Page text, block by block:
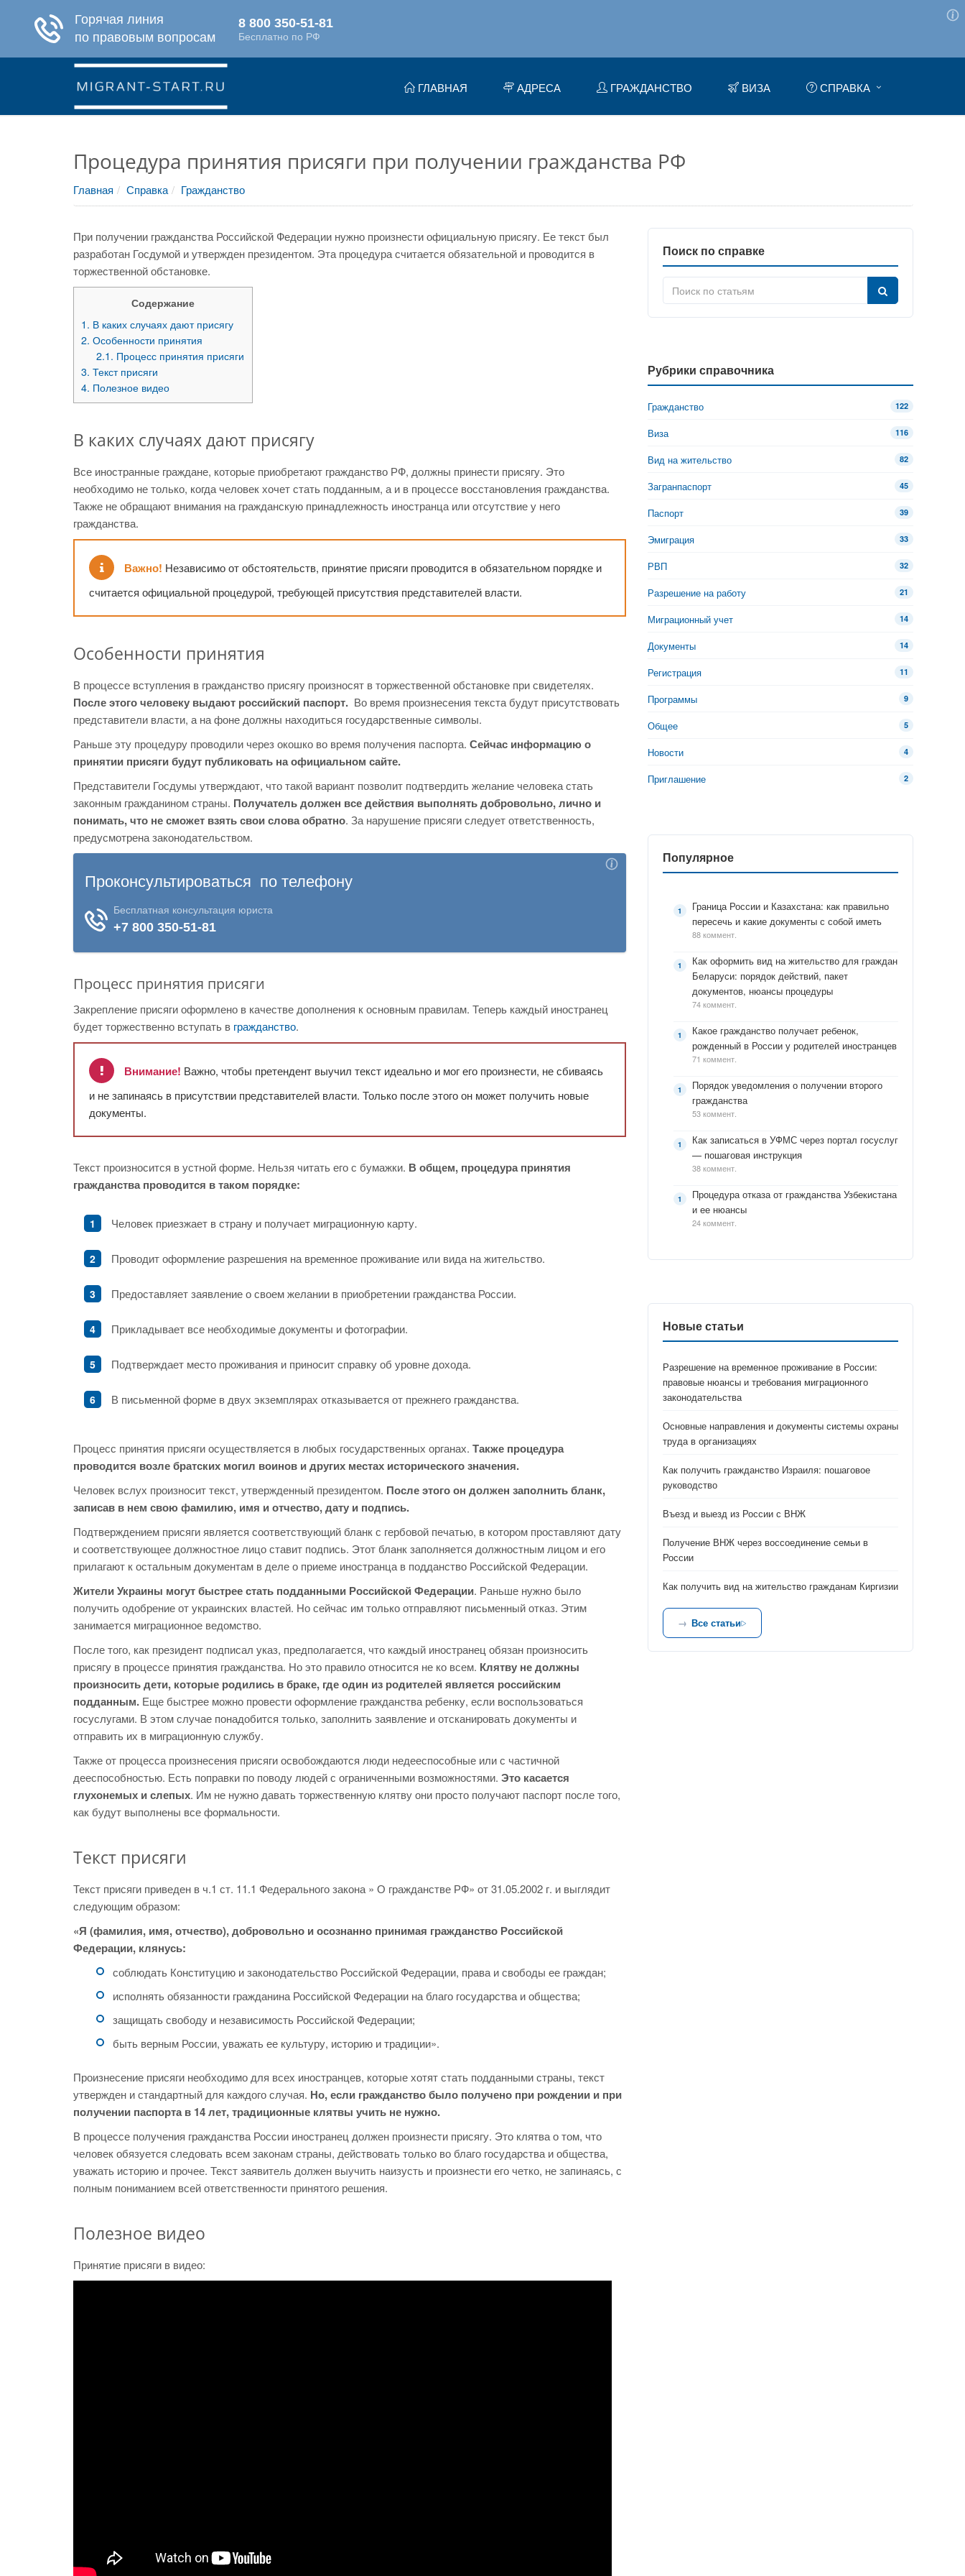
ГЛАВНАЯ АДРЕСА ГРАЖДАНСТВО ВИЗА СПРАВКА
Процедура принятия присяги при получении гражданства РФ
Главная Справка Гражданство
При получении гражданства Российской Федерации нужно произнести официальную присягу. Ее текст был
разработан Госдумой и утвержден президентом. Эта процедура считается обязательной и проводится в
торжественной обстановке.
Содержание
1. В каких случаях дают присягу
2. Особенности принятия
2.1. Процесс принятия присяги
3. Текст присяги
4. Полезное видео
В каких случаях дают присягу
Все иностранные граждане, которые приобретают гражданство РФ, должны принести присягу. Это
необходимо не только, когда человек хочет стать подданным, а и в процессе восстановления гражданства.
Также не обращают внимания на гражданскую принадлежность иностранца или отсутствие у него
гражданства.
Важно! Независимо от обстоятельств, принятие присяги проводится в обязательном порядке и
считается официальной процедурой, требующей присутствия представителей власти.
Особенности принятия
В процессе вступления в гражданство присягу произносят в торжественной обстановке при свидетелях.
После этого человеку выдают российский паспорт. Во время произнесения текста будут присутствовать
представители власти, а на фоне должны находиться государственные символы.
Раньше эту процедуру проводили через окошко во время получения паспорта. Сейчас информацию о
принятии присяги будут публиковать на официальном сайте.
Представители Госдумы утверждают, что такой вариант позволит подтвердить желание человека стать
законным гражданином страны. Получатель должен все действия выполнять добровольно, лично и
понимать, что не сможет взять свои слова обратно. За нарушение присяги следует ответственность,
предусмотрена законодательством.
Процесс принятия присяги
Закрепление присяги оформлено в качестве дополнения к основным правилам. Теперь каждый иностранец
будет торжественно вступать в гражданство.
Внимание! Важно, чтобы претендент выучил текст идеально и мог его произнести, не сбиваясь
и не запинаясь в присутствии представителей власти. Только после этого он может получить новые
документы.
Текст произносится в устной форме. Нельзя читать его с бумажки. В общем, процедура принятия
гражданства проводится в таком порядке:
Человек приезжает в страну и получает миграционную карту.
Проводит оформление разрешения на временное проживание или вида на жительство.
Предоставляет заявление о своем желании в приобретении гражданства России.
Прикладывает все необходимые документы и фотографии.
Подтверждает место проживания и приносит справку об уровне дохода.
В письменной форме в двух экземплярах отказывается от прежнего гражданства.
Процесс принятия присяги осуществляется в любых государственных органах. Также процедура
проводится возле братских могил воинов и других местах исторического значения.
Человек вслух произносит текст, утвержденный президентом. После этого он должен заполнить бланк,
записав в нем свою фамилию, имя и отчество, дату и подпись.
Подтверждением присяги является соответствующий бланк с гербовой печатью, в котором проставляют дату
и соответствующее должностное лицо ставит подпись. Этот бланк заполняется должностным лицом и его
прилагают к остальным документам в деле о приеме иностранца в подданство Российской Федерации.
Жители Украины могут быстрее стать подданными Российской Федерации. Раньше нужно было
получить одобрение от украинских властей. Но сейчас им только отправляют письменный отказ. Этим
занимается миграционное ведомство.
После того, как президент подписал указ, предполагается, что каждый иностранец обязан произносить
присягу в процессе принятия гражданства. Но это правило относится не ко всем. Клятву не должны
произносить дети, которые родились в браке, где один из родителей является российским
подданным. Еще быстрее можно провести оформление гражданства ребенку, если воспользоваться
госуслугами. В этом случае понадобится только, заполнить заявление и отсканировать документы и
отправить их в миграционную службу.
Также от процесса произнесения присяги освобождаются люди недееспособные или с частичной
дееспособностью. Есть поправки по поводу людей с ограниченными возможностями. Это касается
глухонемых и слепых. Им не нужно давать торжественную клятву они просто получают паспорт после того,
как будут выполнены все формальности.
Текст присяги
Текст присяги приведен в ч.1 ст. 11.1 Федерального закона » О гражданстве РФ» от 31.05.2002 г. и выглядит
следующим образом:
«Я (фамилия, имя, отчество), добровольно и осознанно принимая гражданство Российской
Федерации, клянусь:
соблюдать Конституцию и законодательство Российской Федерации, права и свободы ее граждан;
исполнять обязанности гражданина Российской Федерации на благо государства и общества;
защищать свободу и независимость Российской Федерации;
быть верным России, уважать ее культуру, историю и традиции».
Произнесение присяги необходимо для всех иностранцев, которые хотят стать подданными страны, текст
утвержден и стандартный для каждого случая. Но, если гражданство было получено при рождении и при
получении паспорта в 14 лет, традиционные клятвы учить не нужно.
В процессе получения гражданства России иностранец должен произнести присягу. Это клятва о том, что
человек обязуется следовать всем законам страны, действовать только во благо государства и общества,
уважать историю и прочее. Текст заявитель должен выучить наизусть и произнести его четко, не запинаясь, с
полным пониманием всей ответственности принятого решения.
Полезное видео
Принятие присяги в видео:
Поиск по справке
Рубрики справочника
Гражданство 122
Виза 116
Вид на жительство 82
Загранпаспорт 45
Паспорт 39
Эмиграция 33
РВП 32
Разрешение на работу 21
Миграционный учет 14
Документы 14
Регистрация 11
Программы 9
Общее 5
Новости 4
Приглашение 2
Популярное
Граница России и Казахстана: как правильно
пересечь и какие документы с собой иметь
88 коммент.
Как оформить вид на жительство для граждан
Беларуси: порядок действий, пакет
документов, нюансы процедуры
74 коммент.
Какое гражданство получает ребенок,
рожденный в России у родителей иностранцев
71 коммент.
Порядок уведомления о получении второго
гражданства
53 коммент.
Как записаться в УФМС через портал госуслуг
— пошаговая инструкция
38 коммент.
Процедура отказа от гражданства Узбекистана
и ее нюансы
24 коммент.
Новые статьи
Разрешение на временное проживание в России:
правовые нюансы и требования миграционного
законодательства
Основные направления и документы системы охраны
труда в организациях
Как получить гражданство Израиля: пошаговое
руководство
Въезд и выезд из России с ВНЖ
Получение ВНЖ через воссоединение семьи в
России
Как получить вид на жительство гражданам Киргизии
Все статьи